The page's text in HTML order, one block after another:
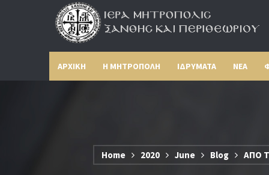
ΑΡΧΙΚΗ Η ΜΗΤΡΟΠΟΛΗ ΙΔΡΥΜΑΤΑ ΝΕΑ
Home 2020 June Blog ΑΠΟ